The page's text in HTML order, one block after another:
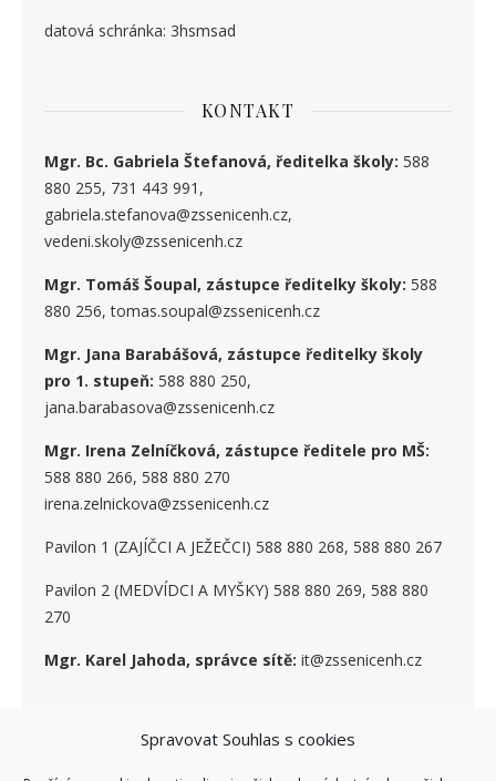
Spravovat Souhlas s cookies
datová schránka: 3hsmsad
KONTAKT
Mgr. Bc. Gabriela Štefanová, ředitelka školy: 588
880 255, 731 443 991,
gabriela.stefanova@zssenicenh.cz,
vedeni.skoly@zssenicenh.cz
Mgr. Tomáš Šoupal, zástupce ředitelky školy: 588
880 256, tomas.soupal@zssenicenh.cz
Mgr. Jana Barabášová, zástupce ředitelky školy
pro 1. stupeň: 588 880 250,
jana.barabasova@zssenicenh.cz
Mgr. Irena Zelníčková, zástupce ředitele pro MŠ:
588 880 266, 588 880 270
irena.zelnickova@zssenicenh.cz
Pavilon 1 (ZAJÍČCI A JEŽEČCI) 588 880 268, 588 880 267
Pavilon 2 (MEDVÍDCI A MYŠKY) 588 880 269, 588 880
270
Mgr. Karel Jahoda, správce sítě: it@zssenicenh.cz
SOCIÁLNÍ SÍTĚ